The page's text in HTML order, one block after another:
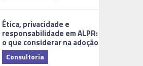
Ética, privacidade e
responsabilidade em ALPR:
o que considerar na adoção
Consultoria